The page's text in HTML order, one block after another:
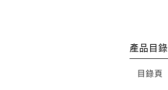
產品目錄
目錄頁